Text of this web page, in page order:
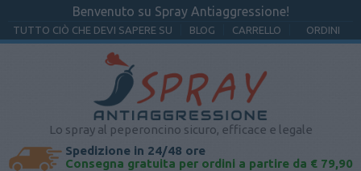
Benvenuto su Spray Antiaggressione!
TUTTO CIÒ CHE DEVI SAPERE SU BLOG CARRELLO ORDINI
Lo spray al peperoncino sicuro, efficace e legale
Spedizione in 24/48 ore
Consegna gratuita per ordini a partire da € 79,90